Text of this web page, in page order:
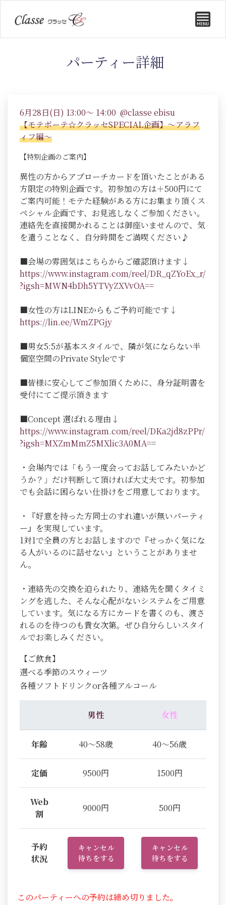
パーティー詳細
6月28日(日) 13:00～ 14:00 @classe ebisu
【モテボーテ☆クラッセSPECIAL企画】～アラフ
ィフ編～
【特別企画のご案内】
異性の方からアプローチカードを頂いたことがある
方限定の特別企画です。初参加の方は＋500円にて
ご案内可能！モテた経験がある方にお集まり頂くス
ペシャル企画です、お見逃しなくご参加ください。
連絡先を直接聞かれることは御座いませんので、気
を遣うことなく、自分時間をご満喫ください♪
■会場の雰囲気はこちらからご確認頂けます↓
https://www.instagram.com/reel/DR_qZYoEx_r/
?igsh=MWN4bDh5YTVyZXVvOA==
■女性の方はLINEからもご予約可能です↓
https://lin.ee/WmZPGjy
■男女5:5が基本スタイルで、隣が気にならない半
個室空間のPrivate Styleです
■皆様に安心してご参加頂くために、身分証明書を
受付にてご提示頂きます
■Concept 選ばれる理由↓
https://www.instagram.com/reel/DKa2jd8zPPr/
?igsh=MXZmMmZ5MXlic3A0MA==
・会場内では「もう一度会ってお話してみたいかど
うか？」だけ判断して頂ければ大丈夫です。初参加
でも会話に困らない仕掛けをご用意しております。
・『好意を持った方同士のすれ違いが無いパーティ
ー』を実現しています。
1対1で全員の方とお話しますので『せっかく気にな
る人がいるのに話せない』ということがありませ
ん。
・連絡先の交換を迫られたり、連絡先を聞くタイミ
ングを逃した、そんな心配がないシステムをご用意
しています。気になる方にカードを書くのも、渡さ
れるのを待つのも貴女次第。ぜひ自分らしいスタイ
ルでお楽しみください。
【ご飲食】
選べる季節のスウィーツ
各種ソフトドリンクor各種アルコール
男性 女性
年齢 40～58歳 40～56歳
定価 9500円 1500円
Web
割
9000円 500円
予約
状況
キャンセル
待ちをする
キャンセル
待ちをする
このパーティーへの予約は締め切りました。